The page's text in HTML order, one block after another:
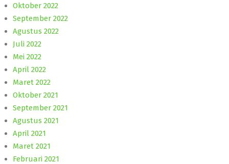
Oktober 2022
September 2022
Agustus 2022
Juli 2022
Mei 2022
April 2022
Maret 2022
Oktober 2021
September 2021
Agustus 2021
April 2021
Maret 2021
Februari 2021